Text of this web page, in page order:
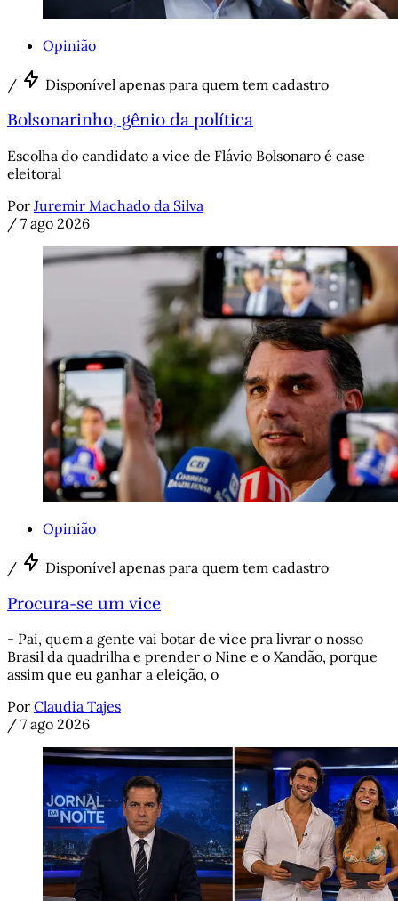
Opinião
/ Disponível apenas para quem tem cadastro
Bolsonarinho, gênio da política
Escolha do candidato a vice de Flávio Bolsonaro é case
eleitoral
Por Juremir Machado da Silva
/ 7 ago 2026
Opinião
/ Disponível apenas para quem tem cadastro
Procura-se um vice
- Pai, quem a gente vai botar de vice pra livrar o nosso
Brasil da quadrilha e prender o Nine e o Xandão, porque
assim que eu ganhar a eleição, o
Por Claudia Tajes
/ 7 ago 2026